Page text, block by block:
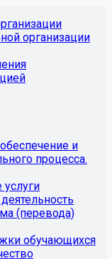
организации
и
процесса.
(перевода)
обучающихся